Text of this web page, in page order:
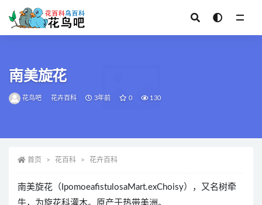
南美旋花
花鸟吧 花卉百科 3年前 0 130
首页 花百科 花卉百科
南美旋花（IpomoeafistulosaMart.exChoisy），又名树牵
牛，为旋花科灌木。原产于热带美洲。